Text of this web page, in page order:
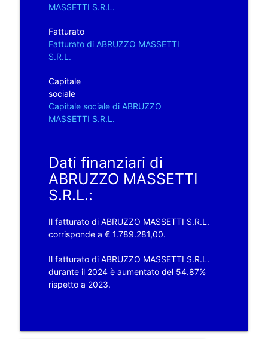
MASSETTI S.R.L.
Fatturato
Fatturato di ABRUZZO MASSETTI
S.R.L.
Capitale
sociale
Capitale sociale di ABRUZZO
MASSETTI S.R.L.
Dati finanziari di
ABRUZZO MASSETTI
S.R.L.:
Il fatturato di ABRUZZO MASSETTI S.R.L.
corrisponde a € 1.789.281,00.
Il fatturato di ABRUZZO MASSETTI S.R.L.
durante il 2024 è aumentato del 54.87%
rispetto a 2023.